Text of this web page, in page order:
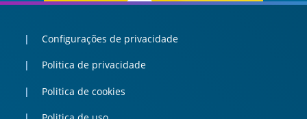
Configurações de privacidade
Politica de privacidade
Politica de cookies